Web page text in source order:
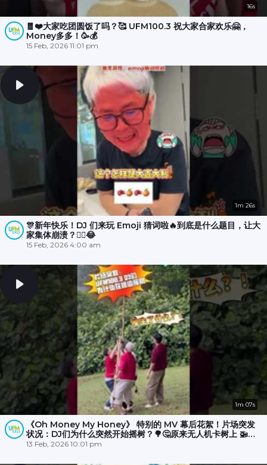
16s
🧧❤️大家吃团圆饭了吗？🥰 UFM100.3 祝大家合家欢乐🤗，
Money多多！🥳💰
15 Feb, 2026 11:01 pm
1m 26s
🎊新年快乐！DJ 们来玩 Emoji 猜词啦🔥到底是什么题目，让大
家集体崩溃？😵‍💫😂
15 Feb, 2026 4:00 am
1m 07s
《Oh Money My Honey》 特别的 MV 幕后花絮！片场突发
状况：DJ们为什么突然开始摇树？🌳🤔原来无人机卡树上 🚁
💥，大家冒雨☔️努力了半小时才成功营救！🎉
13 Feb, 2026 10:01 pm